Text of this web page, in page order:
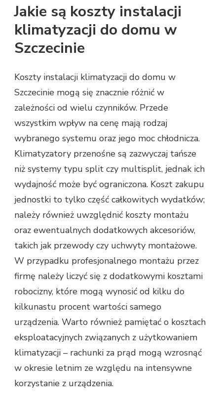
Jakie są koszty instalacji
klimatyzacji do domu w
Szczecinie
Koszty instalacji klimatyzacji do domu w
Szczecinie mogą się znacznie różnić w
zależności od wielu czynników. Przede
wszystkim wpływ na cenę mają rodzaj
wybranego systemu oraz jego moc chłodnicza.
Klimatyzatory przenośne są zazwyczaj tańsze
niż systemy typu split czy multisplit, jednak ich
wydajność może być ograniczona. Koszt zakupu
jednostki to tylko część całkowitych wydatków;
należy również uwzględnić koszty montażu
oraz ewentualnych dodatkowych akcesoriów,
takich jak przewody czy uchwyty montażowe.
W przypadku profesjonalnego montażu przez
firmę należy liczyć się z dodatkowymi kosztami
robocizny, które mogą wynosić od kilku do
kilkunastu procent wartości samego
urządzenia. Warto również pamiętać o kosztach
eksploatacyjnych związanych z użytkowaniem
klimatyzacji – rachunki za prąd mogą wzrosnąć
w okresie letnim ze względu na intensywne
korzystanie z urządzenia.